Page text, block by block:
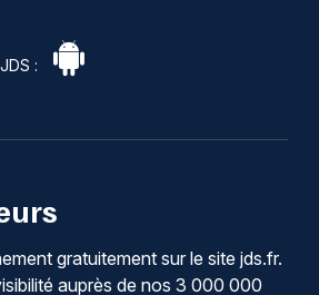
:
gratuitement sur le site jds.fr.
auprès de nos 3 000 000